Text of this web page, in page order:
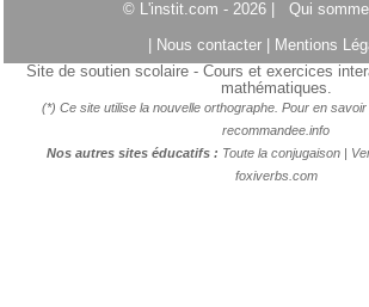
© L'instit.com - 2026 | Qui
Nous contacter Mentions
Site de soutien scolaire - Cours et exercices
mathématiques.
(*) Ce site utilise la nouvelle orthographe. Pour en
recommandee.info
Nos autres sites éducatifs : Toute la conjugaison|
foxiverbs.com